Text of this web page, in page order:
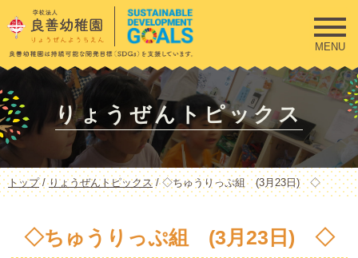
このページの本文へ
MENU
りょうぜんトピックス
現
在
置：
トップ/りょうぜんトピックス /◇ちゅうりっぷ組 (3月23日) ◇
◇ちゅうりっぷ組 (3月23日) ◇